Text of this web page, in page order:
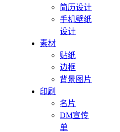
简历设计
手机壁纸
设计
素材
贴纸
边框
背景图片
印刷
名片
DM宣传
单